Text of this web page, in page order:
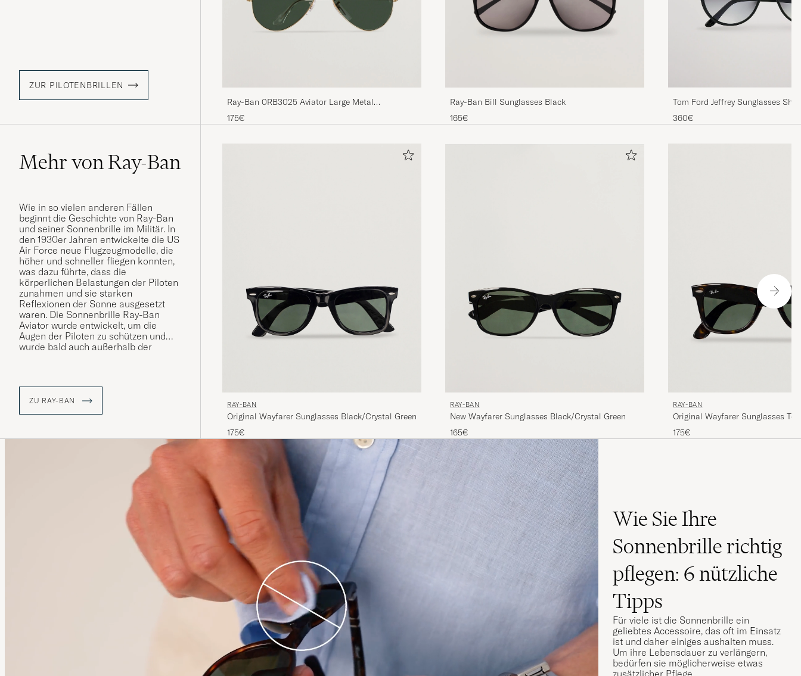
ZUR PILOTENBRILLEN
Ray-Ban 0RB3025 Aviator Large Metal
Sunglasses Arista/Grey Green
175€
Ray-Ban Bill Sunglasses Black
165€
Tom Ford Jeffrey Sunglasses
Black/Gradient Smoke
360€
Mehr von Ray-Ban
Wie in so vielen anderen Fällen
beginnt die Geschichte von Ray-Ban
und seiner Sonnenbrille im Militär. In
den 1930er Jahren entwickelte die US
Air Force neue Flugzeugmodelle, die
höher und schneller fliegen konnten,
was dazu führte, dass die
körperlichen Belastungen der Piloten
zunahmen und sie starken
Reflexionen der Sonne ausgesetzt
waren. Die Sonnenbrille Ray-Ban
Aviator wurde entwickelt, um die
Augen der Piloten zu schützen und
wurde bald auch außerhalb der
ZU RAY-BAN RAY-BAN
Original Wayfarer Sunglasses Black/Crystal Green
175€
RAY-BAN
New Wayfarer Sunglasses Black/Crystal Green
165€
RAY-BAN
Original Wayfarer Sunglasses
Green
175€
Wie Sie Ihre
Sonnenbrille richtig
pflegen: 6 nützliche
Tipps
Für viele ist die Sonnenbrille ein
geliebtes Accessoire, das oft im Einsatz
ist und daher einiges aushalten muss.
Um ihre Lebensdauer zu verlängern,
bedürfen sie möglicherweise etwas
zusätzlicher Pflege.